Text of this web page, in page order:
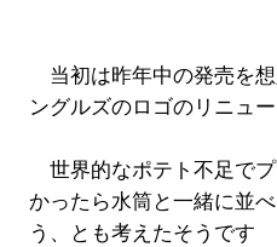
当初は昨年中の発売を
ングルズのロゴのリニュ
世界的なポテト不足で
かったら水筒と一緒に並
う、とも考えたそうです